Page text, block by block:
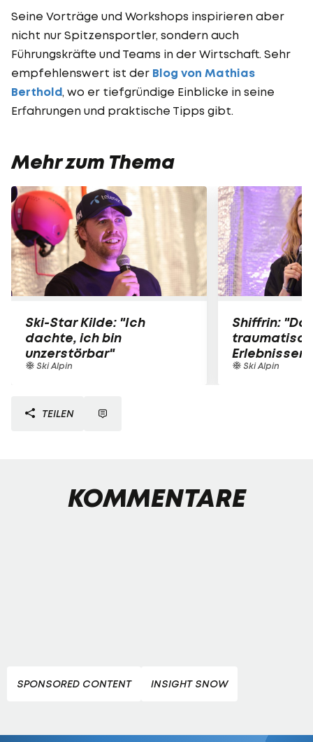
Seine Vorträge und Workshops inspirieren aber
nicht nur Spitzensportler, sondern auch
Führungskräfte und Teams in der Wirtschaft. Sehr
empfehlenswert ist der Blog von Mathias
Berthold, wo er tiefgründige Einblicke in seine
Erfahrungen und praktische Tipps gibt.
Mehr zum Thema
Ski-Star Kilde: "Ich
dachte, ich bin
unzerstörbar"
Ski Alpin
Shiffrin:
Erlebnissen
Ski Alpin
TEILEN
KOMMENTARE
SPONSORED CONTENT INSIGHT SNOW